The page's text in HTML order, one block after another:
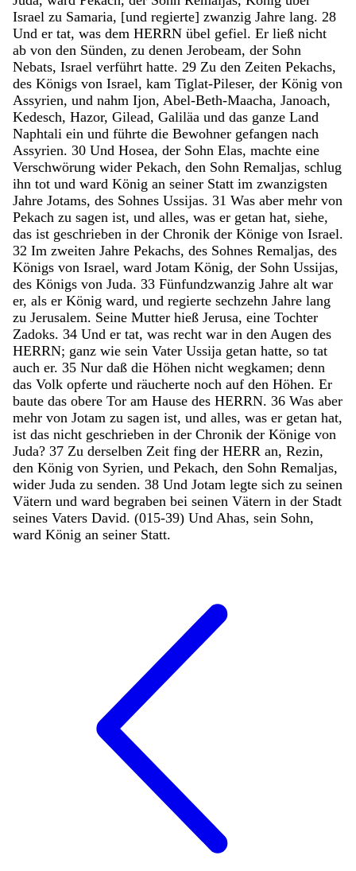
Israel zu Samaria, [und regierte] zwanzig Jahre lang. 28
Und er tat, was dem HERRN übel gefiel. Er ließ nicht
ab von den Sünden, zu denen Jerobeam, der Sohn
Nebats, Israel verführt hatte. 29 Zu den Zeiten Pekachs,
des Königs von Israel, kam Tiglat-Pileser, der König von
Assyrien, und nahm Ijon, Abel-Beth-Maacha, Janoach,
Kedesch, Hazor, Gilead, Galiläa und das ganze Land
Naphtali ein und führte die Bewohner gefangen nach
Assyrien. 30 Und Hosea, der Sohn Elas, machte eine
Verschwörung wider Pekach, den Sohn Remaljas, schlug
ihn tot und ward König an seiner Statt im zwanzigsten
Jahre Jotams, des Sohnes Ussijas. 31 Was aber mehr von
Pekach zu sagen ist, und alles, was er getan hat, siehe,
das ist geschrieben in der Chronik der Könige von Israel.
32 Im zweiten Jahre Pekachs, des Sohnes Remaljas, des
Königs von Israel, ward Jotam König, der Sohn Ussijas,
des Königs von Juda. 33 Fünfundzwanzig Jahre alt war
er, als er König ward, und regierte sechzehn Jahre lang
zu Jerusalem. Seine Mutter hieß Jerusa, eine Tochter
Zadoks. 34 Und er tat, was recht war in den Augen des
HERRN; ganz wie sein Vater Ussija getan hatte, so tat
auch er. 35 Nur daß die Höhen nicht wegkamen; denn
das Volk opferte und räucherte noch auf den Höhen. Er
baute das obere Tor am Hause des HERRN. 36 Was aber
mehr von Jotam zu sagen ist, und alles, was er getan hat,
ist das nicht geschrieben in der Chronik der Könige von
Juda? 37 Zu derselben Zeit fing der HERR an, Rezin,
den König von Syrien, und Pekach, den Sohn Remaljas,
wider Juda zu senden. 38 Und Jotam legte sich zu seinen
Vätern und ward begraben bei seinen Vätern in der Stadt
seines Vaters David. (015-39) Und Ahas, sein Sohn,
ward König an seiner Statt.